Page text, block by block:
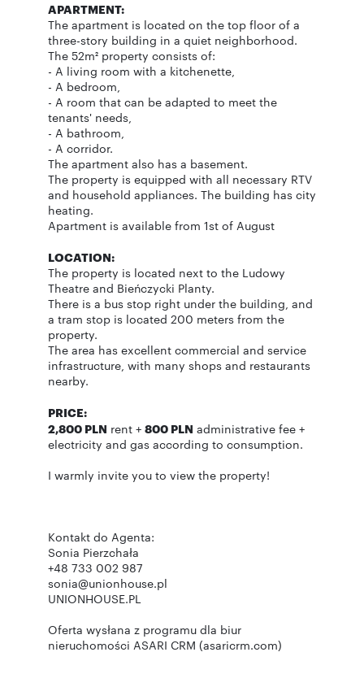
APARTMENT:
The apartment is located on the top floor of a
three-story building in a quiet neighborhood.
The 52m² property consists of:
- A living room with a kitchenette,
- A bedroom,
- A room that can be adapted to meet the
tenants' needs,
- A bathroom,
- A corridor.
The apartment also has a basement.
The property is equipped with all necessary RTV
and household appliances. The building has city
heating.
Apartment is available from 1st of August
LOCATION:
The property is located next to the Ludowy
Theatre and Bieńczycki Planty.
There is a bus stop right under the building, and
a tram stop is located 200 meters from the
property.
The area has excellent commercial and service
infrastructure, with many shops and restaurants
nearby.
PRICE:
2,800 PLN rent + 800 PLN administrative fee +
electricity and gas according to consumption.
I warmly invite you to view the property!
Kontakt do Agenta:
Sonia Pierzchała
+48 733 002 987
sonia@unionhouse.pl
UNIONHOUSE.PL
Oferta wysłana z programu dla biur
nieruchomości ASARI CRM (asaricrm.com)